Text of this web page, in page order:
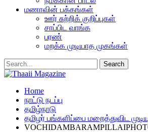
மணாவின் பக்கங்கள்
ஊர் சுற்றிக் குறிப்புகள்
சாப்பிட வாங்க
பரண்
மறக்க முடியாத முகங்கள்
Home
நாட்டு நடப்பு
தமிழ்நாடு
தமிழர் பங்களிப்பை மறைத்துவிட